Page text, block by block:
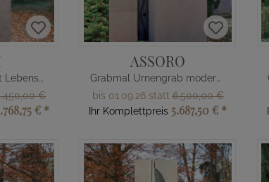
Urnengrabstein mit Lebensbaum
€
€ *
ASSORO
Grabmal Urnengrab modern Steinmetz
bis 01.09.26 statt6.500,00 €
Ihr Komplettpreis 5.687,50 € *